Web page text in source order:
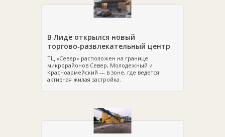
В Лиде открылся новый
торгово‑развлекательный центр
ТЦ «Север» расположен на границе
микрорайонов Север, Молодежный и
Красноармейский — в зоне, где ведется
активная жилая застройка.